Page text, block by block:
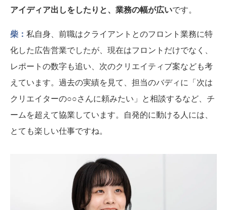
アイディア出しをしたりと、業務の幅が広いです。
柴： 私自身、前職はクライアントとのフロント業務に特
化した広告営業でしたが、現在はフロントだけでなく、
レポートの数字も追い、次のクリエイティブ案なども考
えています。過去の実績を見て、担当のバディに「次は
クリエイターの○○さんに頼みたい」と相談するなど、チ
ームを超えて協業しています。自発的に動ける人には、
とても楽しい仕事ですね。